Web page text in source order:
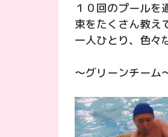
１０回のプールを
束をたくさん教
一人ひとり、色々
〜グリーンチーム